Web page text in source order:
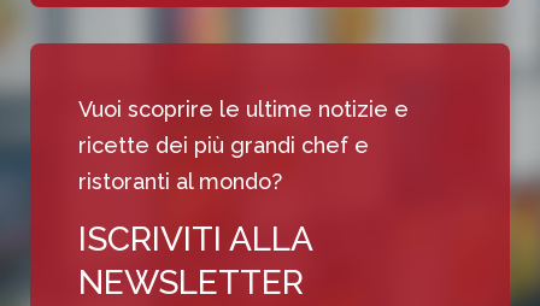
Vuoi scoprire le ultime notizie e
ricette dei più grandi chef e
ristoranti al mondo?
ISCRIVITI ALLA
NEWSLETTER